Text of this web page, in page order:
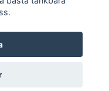
reserverade